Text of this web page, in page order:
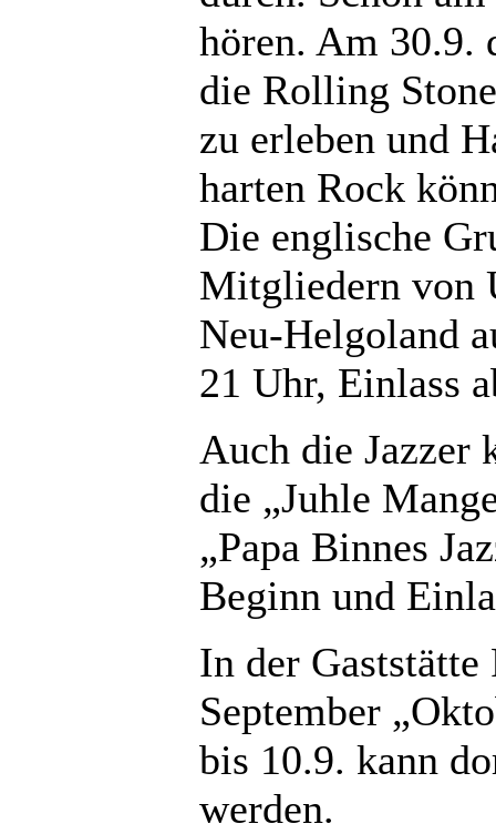
hören. Am 30.9.
die Rolling
zu erleben und
harten Rock
Die englische
Mitgliedern von
Neu-Helgoland
21 Uhr, Einlass
Auch die Jazzer
die „Juhle
„Papa Binnes
Beginn und
In der
September
bis 10.9. kann
werden.